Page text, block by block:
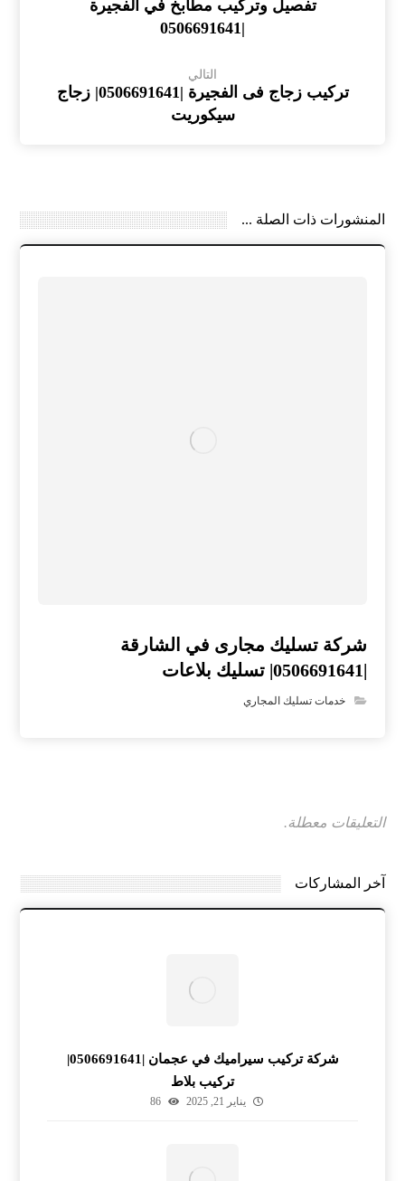
تفصيل وتركيب مطابخ في الفجيرة
|0506691641
التالي
تركيب زجاج فى الفجيرة |0506691641| زجاج
سيكوريت
المنشورات ذات الصلة ...
شركة تسليك مجارى في الشارقة
|0506691641| تسليك بلاعات
خدمات تسليك المجاري
التعليقات معطلة.
آخر المشاركات
شركة تركيب سيراميك في عجمان |0506691641|
تركيب بلاط
يناير 21, 2025 86